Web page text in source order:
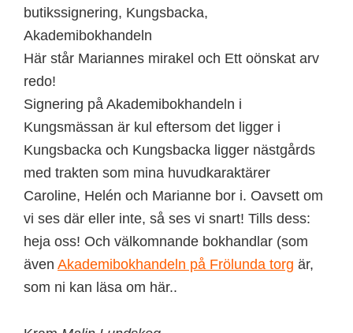
Här står Mariannes mirakel och Ett oönskat arv
redo!
Signering på Akademibokhandeln i
Kungsmässan är kul eftersom det ligger i
Kungsbacka och Kungsbacka ligger nästgårds
med trakten som mina huvudkaraktärer
Caroline, Helén och Marianne bor i. Oavsett om
vi ses där eller inte, så ses vi snart! Tills dess:
heja oss! Och välkomnande bokhandlar (som
även Akademibokhandeln på Frölunda torg är,
som ni kan läsa om här..